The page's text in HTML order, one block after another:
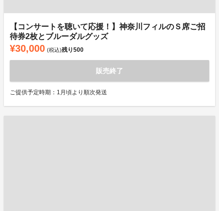
【コンサートを聴いて応援！】神奈川フィルのＳ席ご招
待券2枚とブルーダルグッズ
¥30,000 (税込)残り500
販売終了
ご提供予定時期：1月頃より順次発送